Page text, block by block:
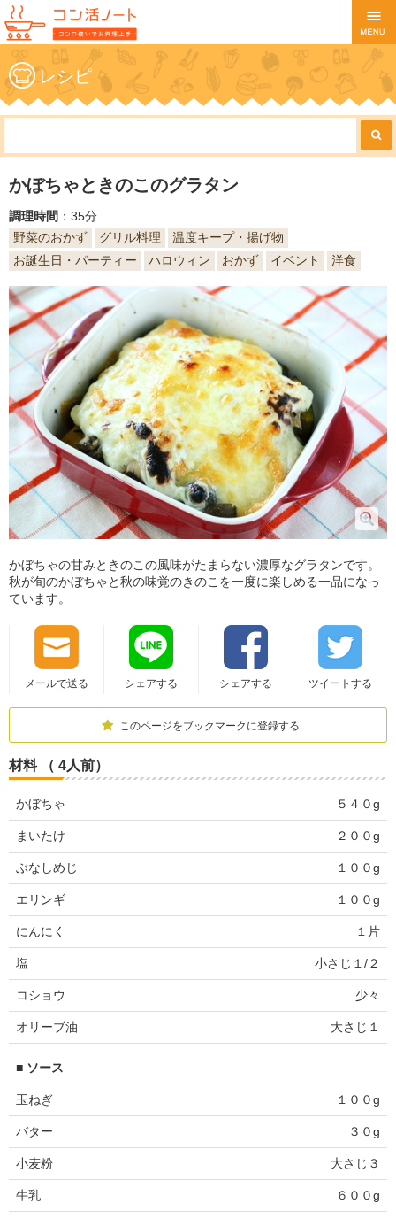
レシピ
かぼちゃときのこのグラタン
調理時間 ：35分
野菜のおかず
グリル料理
温度キープ・揚げ物
お誕生日・パーティー
ハロウィン おかず イベント 洋食
かぼちゃの甘みときのこの風味がたまらない濃厚なグラタンです。
秋が旬のかぼちゃと秋の味覚のきのこを一度に楽しめる一品になっ
ています。
メールで送る シェアする シェアする ツイートする
このページをブックマークに登録する
材料 （ 4人前）
かぼちゃ ５４０g
まいたけ ２００g
ぶなしめじ １００g
エリンギ １００g
にんにく １片
塩 小さじ１/２
コショウ 少々
オリーブ油 大さじ１
■ ソース
玉ねぎ １００g
バター ３０g
小麦粉 大さじ３
牛乳 ６００g